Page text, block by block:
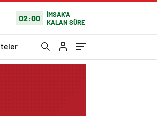
02:00
İMSAK'A
KALAN SÜRE